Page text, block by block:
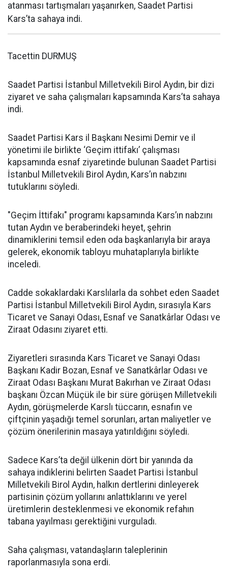
atanması tartışmaları yaşanırken, Saadet Partisi
Kars’ta sahaya indi.
Tacettin DURMUŞ
Saadet Partisi İstanbul Milletvekili Birol Aydın, bir dizi
ziyaret ve saha çalışmaları kapsamında Kars’ta sahaya
indi.
Saadet Partisi Kars il Başkanı Nesimi Demir ve il
yönetimi ile birlikte ‘Geçim ittifakı’ çalışması
kapsamında esnaf ziyaretinde bulunan Saadet Partisi
İstanbul Milletvekili Birol Aydın, Kars’ın nabzını
tutuklarını söyledi.
"Geçim İttifakı" programı kapsamında Kars’ın nabzını
tutan Aydın ve beraberindeki heyet, şehrin
dinamiklerini temsil eden oda başkanlarıyla bir araya
gelerek, ekonomik tabloyu muhataplarıyla birlikte
inceledi.
Cadde sokaklardaki Karslılarla da sohbet eden Saadet
Partisi İstanbul Milletvekili Birol Aydın, sırasıyla Kars
Ticaret ve Sanayi Odası, Esnaf ve Sanatkârlar Odası ve
Ziraat Odasını ziyaret etti.
Ziyaretleri sırasında Kars Ticaret ve Sanayi Odası
Başkanı Kadir Bozan, Esnaf ve Sanatkârlar Odası ve
Ziraat Odası Başkanı Murat Bakırhan ve Ziraat Odası
başkanı Özcan Müçük ile bir süre görüşen Milletvekili
Aydın, görüşmelerde Karslı tüccarın, esnafın ve
çiftçinin yaşadığı temel sorunları, artan maliyetler ve
çözüm önerilerinin masaya yatırıldığını söyledi.
Sadece Kars’ta değil ülkenin dört bir yanında da
sahaya indiklerini belirten Saadet Partisi İstanbul
Milletvekili Birol Aydın, halkın dertlerini dinleyerek
partisinin çözüm yollarını anlattıklarını ve yerel
üretimlerin desteklenmesi ve ekonomik refahın
tabana yayılması gerektiğini vurguladı.
Saha çalışması, vatandaşların taleplerinin
raporlanmasıyla sona erdi.